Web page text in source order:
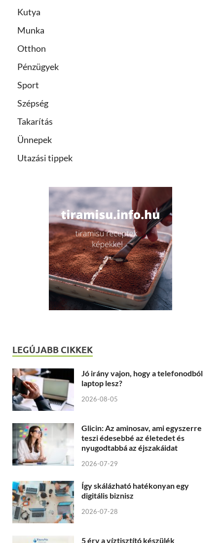
Kutya
Munka
Otthon
Pénzügyek
Sport
Szépség
Takarítás
Ünnepek
Utazási tippek
LEGÚJABB CIKKEK
Jó irány vajon, hogy a telefonodból
laptop lesz?
2026-08-05
Glicin: Az aminosav, ami egyszerre
teszi édesebbé az életedet és
nyugodtabbá az éjszakáidat
2026-07-29
Így skálázható hatékonyan egy
digitális biznisz
2026-07-28
5 érv a víztisztító készülék